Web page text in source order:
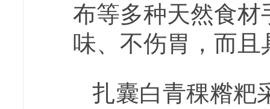
布等多种天然食
味、不伤胃，而且
扎囊白青稞糌粑